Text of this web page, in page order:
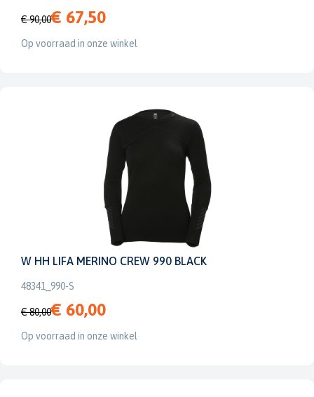
€ 90,00€ 67,50
Op voorraad in onze winkel
W HH LIFA MERINO CREW 990 BLACK
48341_990-S
€ 80,00€ 60,00
Op voorraad in onze winkel